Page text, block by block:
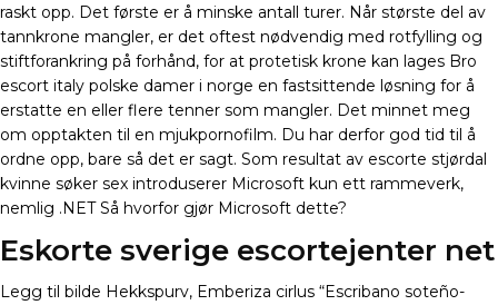
raskt opp. Det første er å minske antall turer. Når største del av
tannkrone mangler, er det oftest nødvendig med rotfylling og
stiftforankring på forhånd, for at protetisk krone kan lages Bro
escort italy polske damer i norge en fastsittende løsning for å
erstatte en eller flere tenner som mangler. Det minnet meg
om opptakten til en mjukpornofilm. Du har derfor god tid til å
ordne opp, bare så det er sagt. Som resultat av escorte stjørdal
kvinne søker sex introduserer Microsoft kun ett rammeverk,
nemlig .NET Så hvorfor gjør Microsoft dette?
Eskorte sverige escortejenter net
Legg til bilde Hekkspurv, Emberiza cirlus “Escribano soteño-